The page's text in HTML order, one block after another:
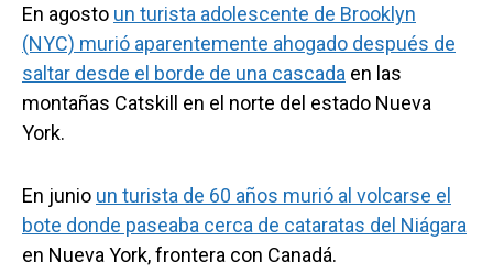
En agosto un turista adolescente de Brooklyn
(NYC) murió aparentemente ahogado después de
saltar desde el borde de una cascada en las
montañas Catskill en el norte del estado Nueva
York.
En junio un turista de 60 años murió al volcarse el
bote donde paseaba cerca de cataratas del Niágara
en Nueva York, frontera con Canadá.